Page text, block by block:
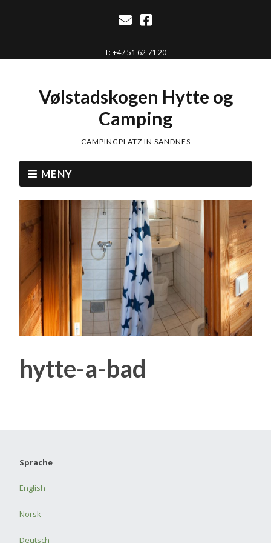
T: +47 51 62 71 20
Vølstadskogen Hytte og
Camping
CAMPINGPLATZ IN SANDNES
MENY
hytte-a-bad
Sprache
English
Norsk
Deutsch